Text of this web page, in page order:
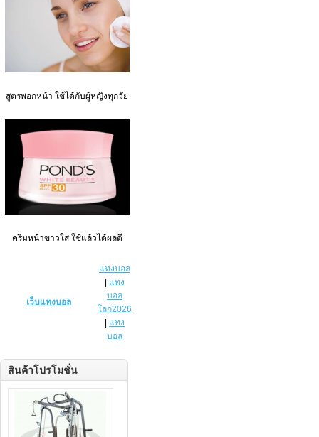
สูตรพอกหน้า ใช้ได้กับผู้หญิงทุกวัย
ครีมหน้าขาวใส ใช้แล้วได้ผลดี
เว็บแทงบอล
แทงบอล
แทง
บอล
โลก2026
แทง
บอล
สินค้าโปรโมชั่น